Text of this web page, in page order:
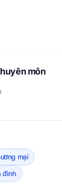
môn
mại
đình